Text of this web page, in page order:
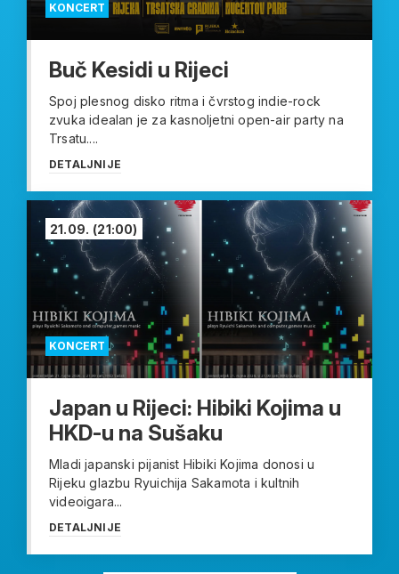
KONCERT
Buč Kesidi u Rijeci
Spoj plesnog disko ritma i čvrstog indie-rock
zvuka idealan je za kasnoljetni open-air party na
Trsatu....
DETALJNIJE
KONCERT
21.09. (21:00)
Japan u Rijeci: Hibiki Kojima u
HKD-u na Sušaku
Mladi japanski pijanist Hibiki Kojima donosi u
Rijeku glazbu Ryuichija Sakamota i kultnih
videoigara...
DETALJNIJE